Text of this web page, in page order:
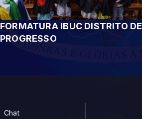
FORMATURA IBUC DISTRITO DE
PROGRESSO
Chat